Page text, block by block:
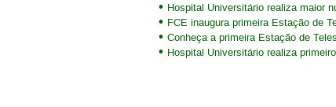
Hospital Universitário realiza maior
FCE inaugura primeira Estação de
Conheça a primeira Estação de
Hospital Universitário realiza